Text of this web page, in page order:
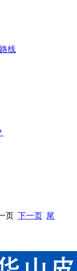
路线
页 下一页 尾